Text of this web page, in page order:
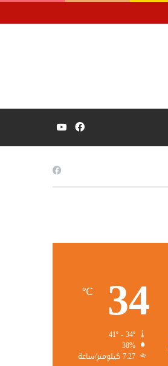
فيسبوك
34
℃
38%
7.27 كيلومتر/ساعة